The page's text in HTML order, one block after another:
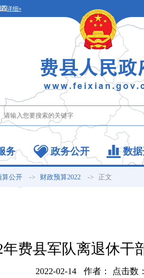
务 政务公开 数
算公开 -> 财政预算2022 -> 正文
年费县军队离退休干
2022-02-14 作者： 点击数：